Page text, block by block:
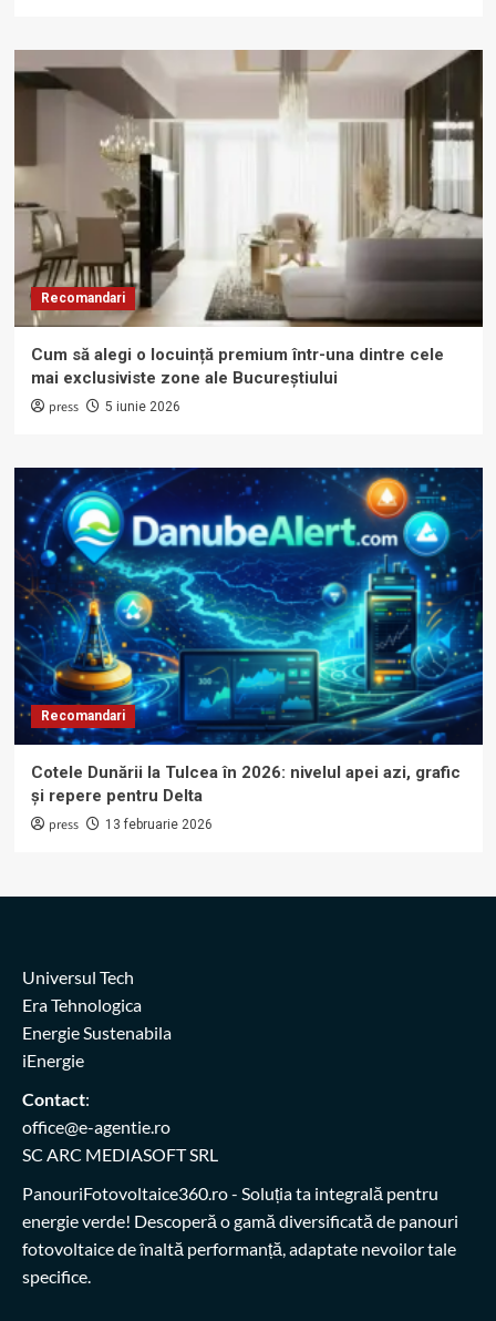
Recomandari
Cum să alegi o locuință premium într-una dintre cele
mai exclusiviste zone ale Bucureștiului
press 5 iunie 2026
Recomandari
Cotele Dunării la Tulcea în 2026: nivelul apei azi, grafic
și repere pentru Delta
press 13 februarie 2026
Universul Tech
Era Tehnologica
Energie Sustenabila
iEnergie
Contact:
office@e-agentie.ro
SC ARC MEDIASOFT SRL
PanouriFotovoltaice360.ro- Soluția ta integrală pentru
energie verde! Descoperă o gamă diversificată de panouri
fotovoltaice de înaltă performanță, adaptate nevoilor tale
specifice.